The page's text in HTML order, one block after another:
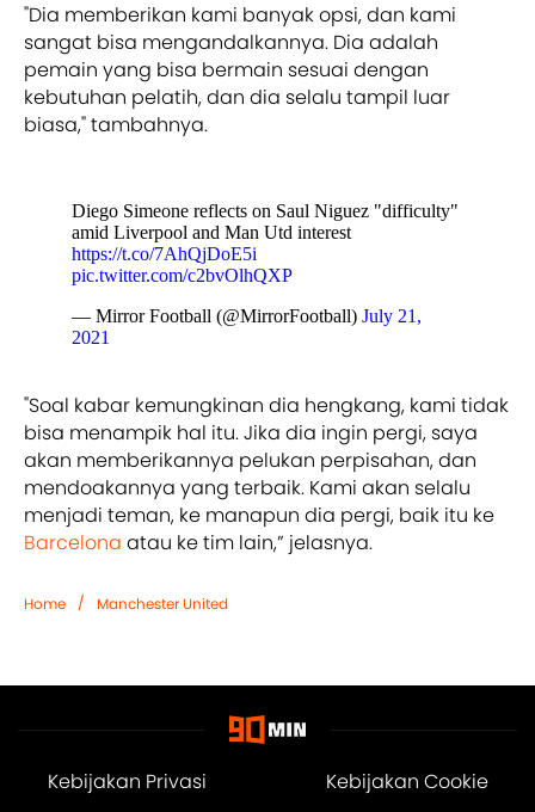
"Dia memberikan kami banyak opsi, dan kami
sangat bisa mengandalkannya. Dia adalah
pemain yang bisa bermain sesuai dengan
kebutuhan pelatih, dan dia selalu tampil luar
biasa," tambahnya.
Diego Simeone reflects on Saul Niguez "difficulty"
amid Liverpool and Man Utd interest
https://t.co/7AhQjDoE5i
pic.twitter.com/c2bvOlhQXP
— Mirror Football (@MirrorFootball) July 21,
2021
"Soal kabar kemungkinan dia hengkang, kami tidak
bisa menampik hal itu. Jika dia ingin pergi, saya
akan memberikannya pelukan perpisahan, dan
mendoakannya yang terbaik. Kami akan selalu
menjadi teman, ke manapun dia pergi, baik itu ke
Barcelona atau ke tim lain,” jelasnya.
Home / Manchester United
Kebijakan Privasi
Kebijakan Cookie